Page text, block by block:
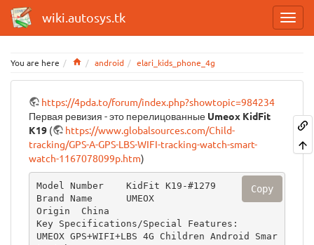
wiki.autosys.tk
You are here Homeandroid elari_kids_phone_4g
https://4pda.to/forum/index.php?showtopic=984234
Первая ревизия - это перелицованные Umeox KidFit
K19 (
https://www.globalsources.com/Child-
tracking/GPS-A-GPS-LBS-WIFI-tracking-watch-smart-
watch-1167078099p.htm)
Model Number	KidFit K19-#1279
Brand Name	UMEOX
Origin	China
Key Specifications/Special Features:
UMEOX GPS+WIFI+LBS 4G Children Android Smar
Copy